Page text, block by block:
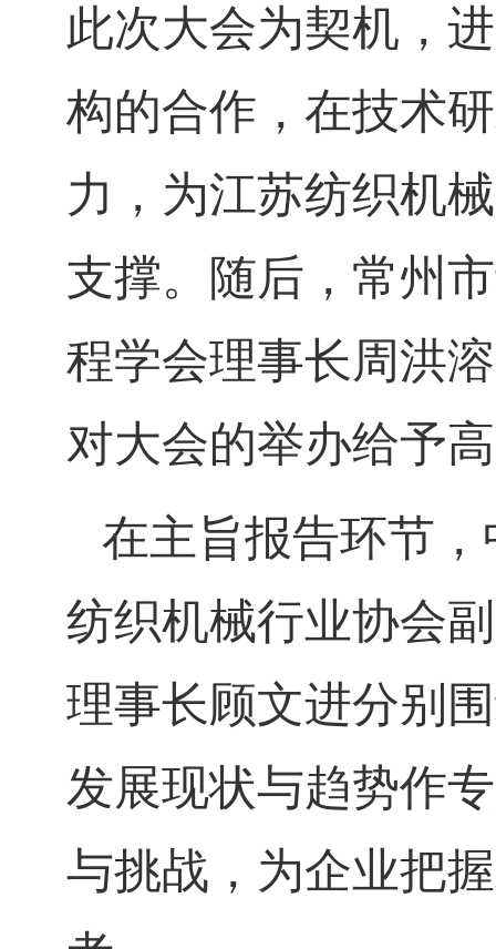
此次大会为契机，
构的合作，在技术
力，为江苏纺织机
支撑。随后，常州
程学会理事长周洪
对大会的举办给予
在主旨报告环节
纺织机械行业协会
理事长顾文进分别
发展现状与趋势作
与挑战，为企业把